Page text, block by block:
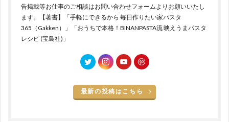
告掲載等お仕事のご相談はお問い合わせフォームよりお願いいたし
ます。【著書】「手軽にできるから 毎日作りたい家パスタ
365（Gakken）」「おうちで本格！BINANPASTA流 映えうまパスタ
レシピ (宝島社)」
最新の投稿はこちら